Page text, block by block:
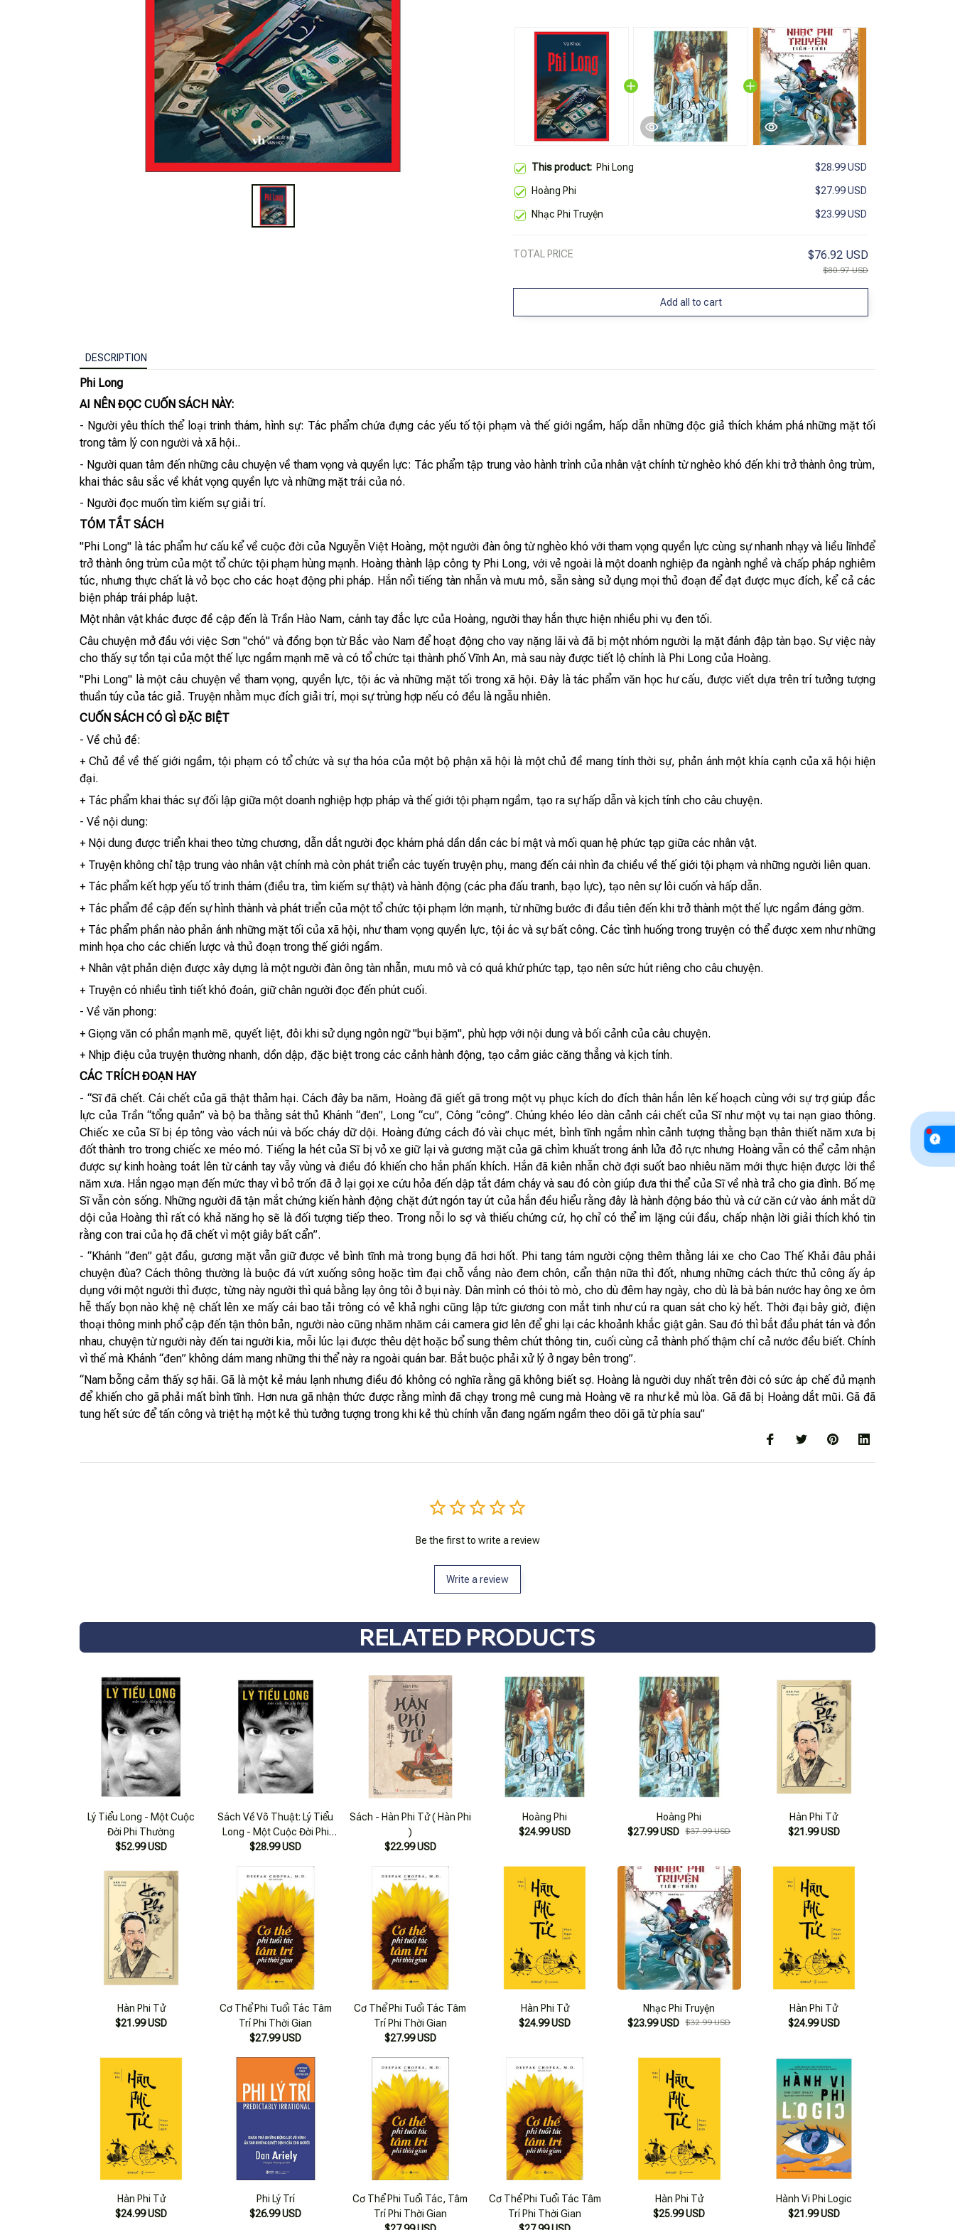
This product: Phi Long $28.99 USD
Hoàng Phi $27.99 USD
Nhạc Phi Truyện $23.99 USD
TOTAL PRICE $76.92 USD
$80.97 USD
Add all to cart
DESCRIPTION
Phi Long
AI NÊN ĐỌC CUỐN SÁCH NÀY:
- Người yêu thích thể loại trinh thám, hình sự: Tác phẩm chứa đựng các yếu tố tội phạm và thế giới ngầm, hấp dẫn những độc giả thích khám phá những mặt tối
trong tâm lý con người và xã hội..
- Người quan tâm đến những câu chuyện về tham vọng và quyền lực: Tác phẩm tập trung vào hành trình của nhân vật chính từ nghèo khó đến khi trở thành ông trùm,
khai thác sâu sắc về khát vọng quyền lực và những mặt trái của nó.
- Người đọc muốn tìm kiếm sự giải trí.
TÓM TẮT SÁCH
"Phi Long" là tác phẩm hư cấu kể về cuộc đời của Nguyễn Việt Hoàng, một người đàn ông từ nghèo khó với tham vọng quyền lực cùng sự nhanh nhạy và liều lĩnhđể
trở thành ông trùm của một tổ chức tội phạm hùng mạnh. Hoàng thành lập công ty Phi Long, với vẻ ngoài là một doanh nghiệp đa ngành nghề và chấp pháp nghiêm
túc, nhưng thực chất là vỏ bọc cho các hoạt động phi pháp. Hắn nổi tiếng tàn nhẫn và mưu mô, sẵn sàng sử dụng mọi thủ đoạn để đạt được mục đích, kể cả các
biện pháp trái pháp luật.
Một nhân vật khác được đề cập đến là Trần Hào Nam, cánh tay đắc lực của Hoàng, người thay hắn thực hiện nhiều phi vụ đen tối.
Câu chuyện mở đầu với việc Sơn "chó" và đồng bọn từ Bắc vào Nam để hoạt động cho vay nặng lãi và đã bị một nhóm người lạ mặt đánh đập tàn bạo. Sự việc này
cho thấy sự tồn tại của một thế lực ngầm mạnh mẽ và có tổ chức tại thành phố Vĩnh An, mà sau này được tiết lộ chính là Phi Long của Hoàng.
"Phi Long" là một câu chuyện về tham vọng, quyền lực, tội ác và những mặt tối trong xã hội. Đây là tác phẩm văn học hư cấu, được viết dựa trên trí tưởng tượng
thuần túy của tác giả. Truyện nhằm mục đích giải trí, mọi sự trùng hợp nếu có đều là ngẫu nhiên.
CUỐN SÁCH CÓ GÌ ĐẶC BIỆT
- Về chủ đề:
+ Chủ đề về thế giới ngầm, tội phạm có tổ chức và sự tha hóa của một bộ phận xã hội là một chủ đề mang tính thời sự, phản ánh một khía cạnh của xã hội hiện
đại.
+ Tác phẩm khai thác sự đối lập giữa một doanh nghiệp hợp pháp và thế giới tội phạm ngầm, tạo ra sự hấp dẫn và kịch tính cho câu chuyện.
- Về nội dung:
+ Nội dung được triển khai theo từng chương, dẫn dắt người đọc khám phá dần dần các bí mật và mối quan hệ phức tạp giữa các nhân vật.
+ Truyện không chỉ tập trung vào nhân vật chính mà còn phát triển các tuyến truyện phụ, mang đến cái nhìn đa chiều về thế giới tội phạm và những người liên quan.
+ Tác phẩm kết hợp yếu tố trinh thám (điều tra, tìm kiếm sự thật) và hành động (các pha đấu tranh, bạo lực), tạo nên sự lôi cuốn và hấp dẫn.
+ Tác phẩm đề cập đến sự hình thành và phát triển của một tổ chức tội phạm lớn mạnh, từ những bước đi đầu tiên đến khi trở thành một thế lực ngầm đáng gờm.
+ Tác phẩm phần nào phản ánh những mặt tối của xã hội, như tham vọng quyền lực, tội ác và sự bất công. Các tình huống trong truyện có thể được xem như những
minh họa cho các chiến lược và thủ đoạn trong thế giới ngầm.
+ Nhân vật phản diện được xây dựng là một người đàn ông tàn nhẫn, mưu mô và có quá khứ phức tạp, tạo nên sức hút riêng cho câu chuyện.
+ Truyện có nhiều tình tiết khó đoán, giữ chân người đọc đến phút cuối.
- Về văn phong:
+ Giọng văn có phần mạnh mẽ, quyết liệt, đôi khi sử dụng ngôn ngữ "bụi bặm", phù hợp với nội dung và bối cảnh của câu chuyện.
+ Nhịp điệu của truyện thường nhanh, dồn dập, đặc biệt trong các cảnh hành động, tạo cảm giác căng thẳng và kịch tính.
CÁC TRÍCH ĐOẠN HAY
- “Sĩ đã chết. Cái chết của gã thật thảm hại. Cách đây ba năm, Hoàng đã giết gã trong một vụ phục kích do đích thân hắn lên kế hoạch cùng với sự trợ giúp đắc
lực của Trần “tổng quản” và bộ ba thằng sát thủ Khánh “đen”, Long “cu”, Công “công”. Chúng khéo léo dàn cảnh cái chết của Sĩ như một vụ tai nạn giao thông.
Chiếc xe của Sĩ bị ép tông vào vách núi và bốc cháy dữ dội. Hoàng đứng cách đó vài chục mét, bình tĩnh ngắm nhìn cảnh tượng thằng bạn thân thiết năm xưa bị
đốt thành tro trong chiếc xe méo mó. Tiếng la hét của Sĩ bị vỏ xe giữ lại và gương mặt của gã chìm khuất trong ánh lửa đỏ rực nhưng Hoàng vẫn có thể cảm nhận
được sự kinh hoàng toát lên từ cánh tay vẫy vùng và điều đó khiến cho hắn phấn khích. Hắn đã kiên nhẫn chờ đợi suốt bao nhiêu năm mới thực hiện được lời thề
năm xưa. Hắn ngạo mạn đến mức thay vì bỏ trốn đã ở lại gọi xe cứu hỏa đến dập tắt đám cháy và sau đó còn giúp đưa thi thể của Sĩ về nhà trả cho gia đình. Bố mẹ
Sĩ vẫn còn sống. Những người đã tận mắt chứng kiến hành động chặt đứt ngón tay út của hắn đều hiểu rằng đây là hành động báo thù và cứ căn cứ vào ánh mắt dữ
dội của Hoàng thì rất có khả năng họ sẽ là đối tượng tiếp theo. Trong nỗi lo sợ và thiếu chứng cứ, họ chỉ có thể im lặng cúi đầu, chấp nhận lời giải thích khó tin
rằng con trai của họ đã chết vì một giây bất cẩn”.
- “Khánh “đen” gật đầu, gương mặt vẫn giữ được vẻ bình tĩnh mà trong bụng đã hơi hốt. Phi tang tám người cộng thêm thằng lái xe cho Cao Thế Khải đâu phải
chuyện đùa? Cách thông thường là buộc đá vứt xuống sông hoặc tìm đại chỗ vắng nào đem chôn, cẩn thận nữa thì đốt, nhưng những cách thức thủ công ấy áp
dụng với một người thì được, từng này người thì quá bằng lạy ông tôi ở bụi này. Dân mình có thói tò mò, cho dù đêm hay ngày, cho dù là bà bán nước hay ông xe ôm
hễ thấy bọn nào khệ nệ chất lên xe mấy cái bao tải trông có vẻ khả nghi cũng lập tức giương con mắt tinh như cú ra quan sát cho kỳ hết. Thời đại bây giờ, điện
thoại thông minh phổ cập đến tận thôn bản, người nào cũng nhăm nhăm cái camera giơ lên để ghi lại các khoảnh khắc giật gân. Sau đó thì bắt đầu phát tán và đồn
nhau, chuyện từ người này đến tai người kia, mỗi lúc lại được thêu dệt hoặc bổ sung thêm chút thông tin, cuối cùng cả thành phố thậm chí cả nước đều biết. Chính
vì thế mà Khánh “đen” không dám mang những thi thể này ra ngoài quán bar. Bắt buộc phải xử lý ở ngay bên trong”.
“Nam bỗng cảm thấy sợ hãi. Gã là một kẻ máu lạnh nhưng điều đó không có nghĩa rằng gã không biết sợ. Hoàng là người duy nhất trên đời có sức áp chế đủ mạnh
để khiến cho gã phải mất bình tĩnh. Hơn nưa gã nhận thức được rằng mình đã chạy trong mê cung mà Hoàng vẽ ra như kẻ mù lòa. Gã đã bị Hoàng dắt mũi. Gã đã
tung hết sức để tấn công và triệt hạ một kẻ thù tưởng tượng trong khi kẻ thù chính vẫn đang ngấm ngầm theo dõi gã từ phía sau”
Be the first to write a review
Write a review
RELATED PRODUCTS
Lý Tiểu Long - Một Cuộc
Đời Phi Thường
$52.99 USD
Sách Về Võ Thuật: Lý Tiểu
Long - Một Cuộc Đời Phi
Thường
$28.99 USD
Sách - Hàn Phi Tử ( Hàn Phi
)
$22.99 USD
Hoàng Phi
$24.99 USD
Hoàng Phi
$27.99 USD
$37.99 USD
Hàn Phi Tử
$21.99 USD
Hàn Phi Tử
$21.99 USD
Cơ Thể Phi Tuổi Tác Tâm
Trí Phi Thời Gian
$27.99 USD
Cơ Thể Phi Tuổi Tác Tâm
Trí Phi Thời Gian
$27.99 USD
Hàn Phi Tử
$24.99 USD
Nhạc Phi Truyện
$23.99 USD
$32.99 USD
Hàn Phi Tử
$24.99 USD
Hàn Phi Tử
$24.99 USD
Phi Lý Trí
$26.99 USD
Cơ Thể Phi Tuổi Tác, Tâm
Trí Phi Thời Gian
Cơ Thể Phi Tuổi Tác Tâm
Trí Phi Thời Gian
Hàn Phi Tử
$25.99 USD
Hành Vi Phi Logic
$21.99 USD